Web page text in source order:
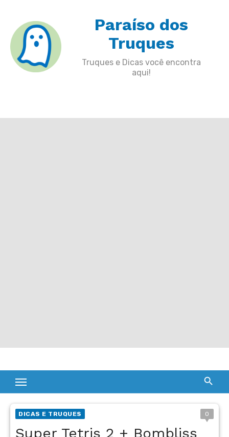
content
Paraíso dos
Truques
Truques e Dicas você encontra
aqui!
DICAS E TRUQUES 0
Super Tetris 2 + Bombliss